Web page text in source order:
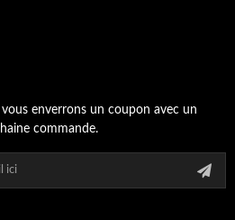
enverrons un coupon avec un
commande.